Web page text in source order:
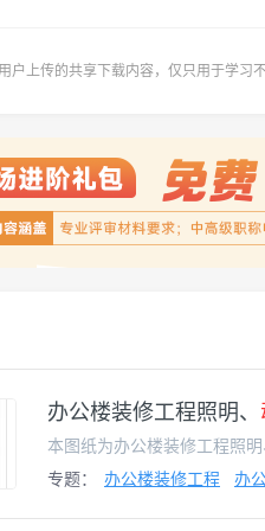
户上传的共享 下载内容，仅只用于学习
办公楼装修工程照明、
专题： 办公楼装修工程 办